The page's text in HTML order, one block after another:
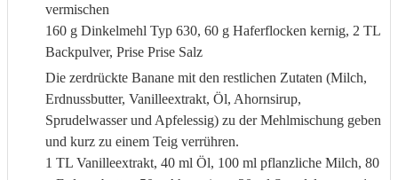
vermischen
160 g Dinkelmehl Typ 630, 60 g Haferflocken kernig, 2 TL
Backpulver, Prise Prise Salz
Die zerdrückte Banane mit den restlichen Zutaten (Milch,
Erdnussbutter, Vanilleextrakt, Öl, Ahornsirup,
Sprudelwasser und Apfelessig) zu der Mehlmischung geben
und kurz zu einem Teig verrühren.
1 TL Vanilleextrakt, 40 ml Öl, 100 ml pflanzliche Milch, 80